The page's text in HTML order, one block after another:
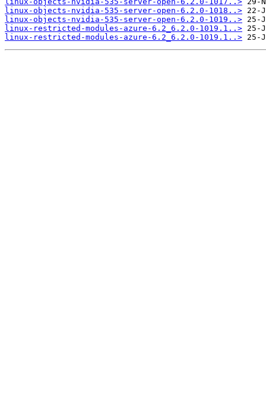
linux-objects-nvidia-535-server-open-6.2.0-1018..>
linux-objects-nvidia-535-server-open-6.2.0-1019..>
linux-restricted-modules-azure-6.2_6.2.0-1019.1..>
linux-restricted-modules-azure-6.2_6.2.0-1019.1..>